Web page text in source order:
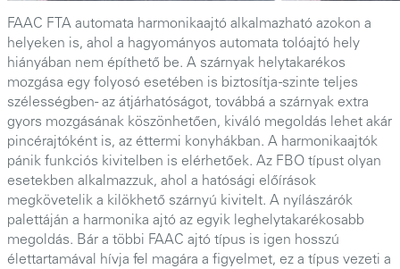
FAAC FTA automata harmonikaajtó alkalmazható azokon a
helyeken is, ahol a hagyományos automata tolóajtó hely
hiányában nem építhető be. A szárnyak helytakarékos
mozgása egy folyosó esetében is biztosítja -szinte teljes
szélességben- az átjárhatóságot, továbbá a szárnyak extra
gyors mozgásának köszönhetően, kiváló megoldás lehet akár
pincérajtóként is, az éttermi konyhákban. A harmonikaajtók
pánik funkciós kivitelben is elérhetőek. Az FBO típust olyan
esetekben alkalmazzuk, ahol a hatósági előírások
megkövetelik a kilökhető szárnyú kivitelt. A nyílászárók
palettáján a harmonika ajtó az egyik leghelytakarékosabb
megoldás. Bár a többi FAAC ajtó típus is igen hosszú
élettartamával hívja fel magára a figyelmet, ez a típus vezeti a